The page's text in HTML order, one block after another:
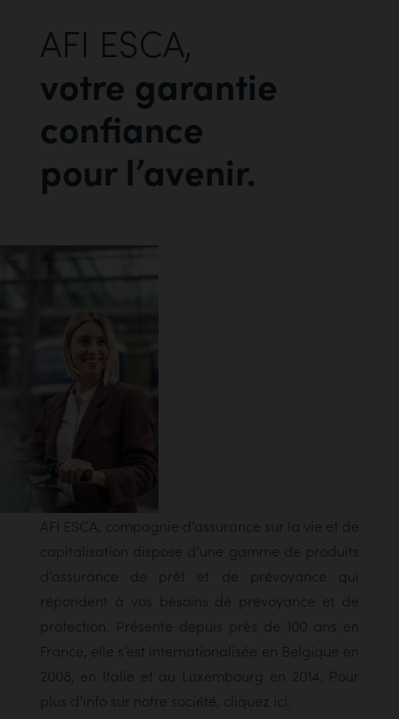
AFI ESCA,
votre garantie
confiance
pour l’avenir.
AFI ESCA, compagnie d’assurance sur la vie et de
capitalisation dispose d’une gamme de produits
d’assurance de prêt et de prévoyance qui
répondent à vos besoins de prévoyance et de
protection. Présente depuis près de 100 ans en
France, elle s’est internationalisée en Belgique en
2008, en Italie et au Luxembourg en 2014. Pour
plus d’info sur notre société, cliquez ici.